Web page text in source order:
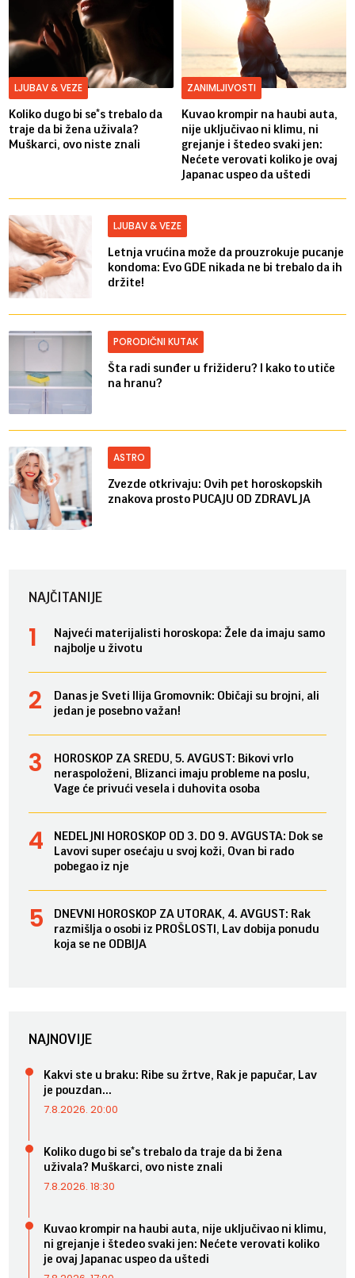
LJUBAV & VEZE
Koliko dugo bi se*s trebalo da
traje da bi žena uživala?
Muškarci, ovo niste znali
ZANIMLJIVOSTI
Kuvao krompir na haubi auta,
nije uključivao ni klimu, ni
grejanje i štedeo svaki jen:
Nećete verovati koliko je ovaj
Japanac uspeo da uštedi
LJUBAV & VEZE
Letnja vrućina može da prouzrokuje pucanje
kondoma: Evo GDE nikada ne bi trebalo da ih
držite!
PORODIČNI KUTAK
Šta radi sunđer u frižideru? I kako to utiče
na hranu?
ASTRO
Zvezde otkrivaju: Ovih pet horoskopskih
znakova prosto PUCAJU OD ZDRAVLJA
NAJČITANIJE
Najveći materijalisti horoskopa: Žele da imaju samo
najbolje u životu
Danas je Sveti Ilija Gromovnik: Običaji su brojni, ali
jedan je posebno važan!
HOROSKOP ZA SREDU, 5. AVGUST: Bikovi vrlo
neraspoloženi, Blizanci imaju probleme na poslu,
Vage će privući vesela i duhovita osoba
NEDELJNI HOROSKOP OD 3. DO 9. AVGUSTA: Dok se
Lavovi super osećaju u svoj koži, Ovan bi rado
pobegao iz nje
DNEVNI HOROSKOP ZA UTORAK, 4. AVGUST: Rak
razmišlja o osobi iz PROŠLOSTI, Lav dobija ponudu
koja se ne ODBIJA
NAJNOVIJE
Kakvi ste u braku: Ribe su žrtve, Rak je papučar, Lav
je pouzdan...
7.8.2026. 20:00
Koliko dugo bi se*s trebalo da traje da bi žena
uživala? Muškarci, ovo niste znali
7.8.2026. 18:30
Kuvao krompir na haubi auta, nije uključivao ni klimu,
ni grejanje i štedeo svaki jen: Nećete verovati koliko
je ovaj Japanac uspeo da uštedi